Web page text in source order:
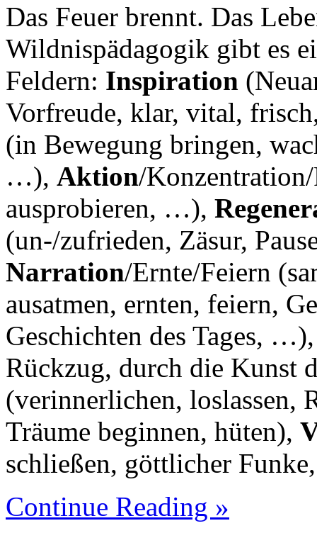
Das Feuer brennt. Das
Wildnispädagogik gibt es
Feldern: Inspiration
Vorfreude, klar, vital,
(in Bewegung bringen,
…), Aktion/
ausprobieren, …),
(un-/zufrieden, Zäsur,
Narration/Ernte/Feiern
ausatmen, ernten, feiern,
Geschichten des Tages,
Rückzug, durch die Kunst
(verinnerlichen, loslassen,
Träume beginnen, hüten),
schließen, göttlicher
Continue Reading »